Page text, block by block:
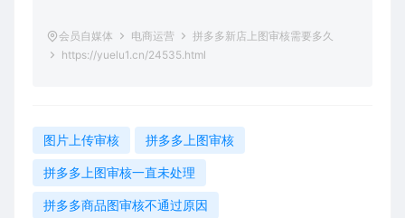
会员自媒体 电商运营
拼多多新店上图审核需要多久
https://yuelu1.cn/24535.html
图片上传审核 拼多多上图审核
拼多多上图审核一直未处理
拼多多商品图审核不通过原因